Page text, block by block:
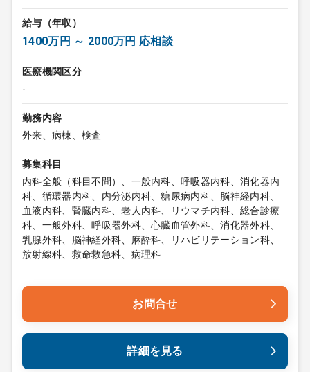
給与（年収）
1400万円 ～ 2000万円 応相談
医療機関区分
-
勤務内容
外来、病棟、検査
募集科目
内科全般（科目不問）、一般内科、呼吸器内科、消化器内
科、循環器内科、内分泌内科、糖尿病内科、脳神経内科、
血液内科、腎臓内科、老人内科、リウマチ内科、総合診療
科、一般外科、呼吸器外科、心臓血管外科、消化器外科、
乳腺外科、脳神経外科、麻酔科、リハビリテーション科、
放射線科、救命救急科、病理科
お問合せ
詳細を見る